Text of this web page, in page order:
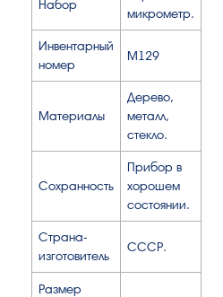
Набор
микрометр.
Инвентарный
номер
М129
Материалы
Дерево,
металл,
стекло.
Сохранность
Прибор в
хорошем
состоянии.
Страна-
изготовитель
СССР.
Размер